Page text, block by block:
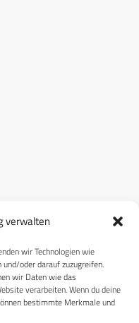
verwalten
wir Technologien wie
oder darauf zuzugreifen.
wir Daten wie das
verarbeiten. Wenn du deine
bestimmte Merkmale und